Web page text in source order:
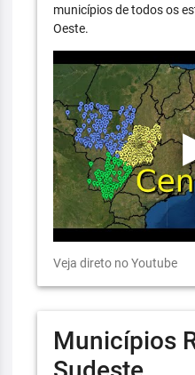
municípios de todos os
Oeste.
Veja direto no Youtube
Municípios